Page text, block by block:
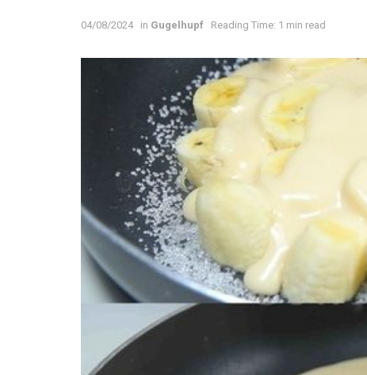
04/08/2024 in Gugelhupf Reading Time: 1 min read